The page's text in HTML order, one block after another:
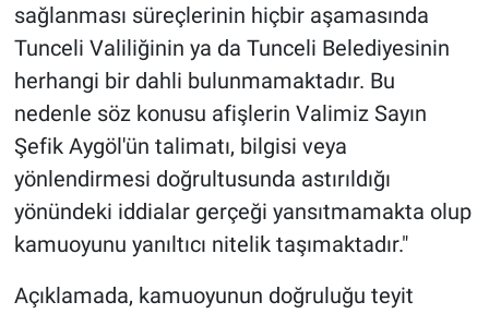
sağlanması süreçlerinin hiçbir aşamasında
Tunceli Valiliğinin ya da Tunceli Belediyesinin
herhangi bir dahli bulunmamaktadır. Bu
nedenle söz konusu afişlerin Valimiz Sayın
Şefik Aygöl'ün talimatı, bilgisi veya
yönlendirmesi doğrultusunda astırıldığı
yönündeki iddialar gerçeği yansıtmamakta olup
kamuoyunu yanıltıcı nitelik taşımaktadır."
Açıklamada, kamuoyunun doğruluğu teyit